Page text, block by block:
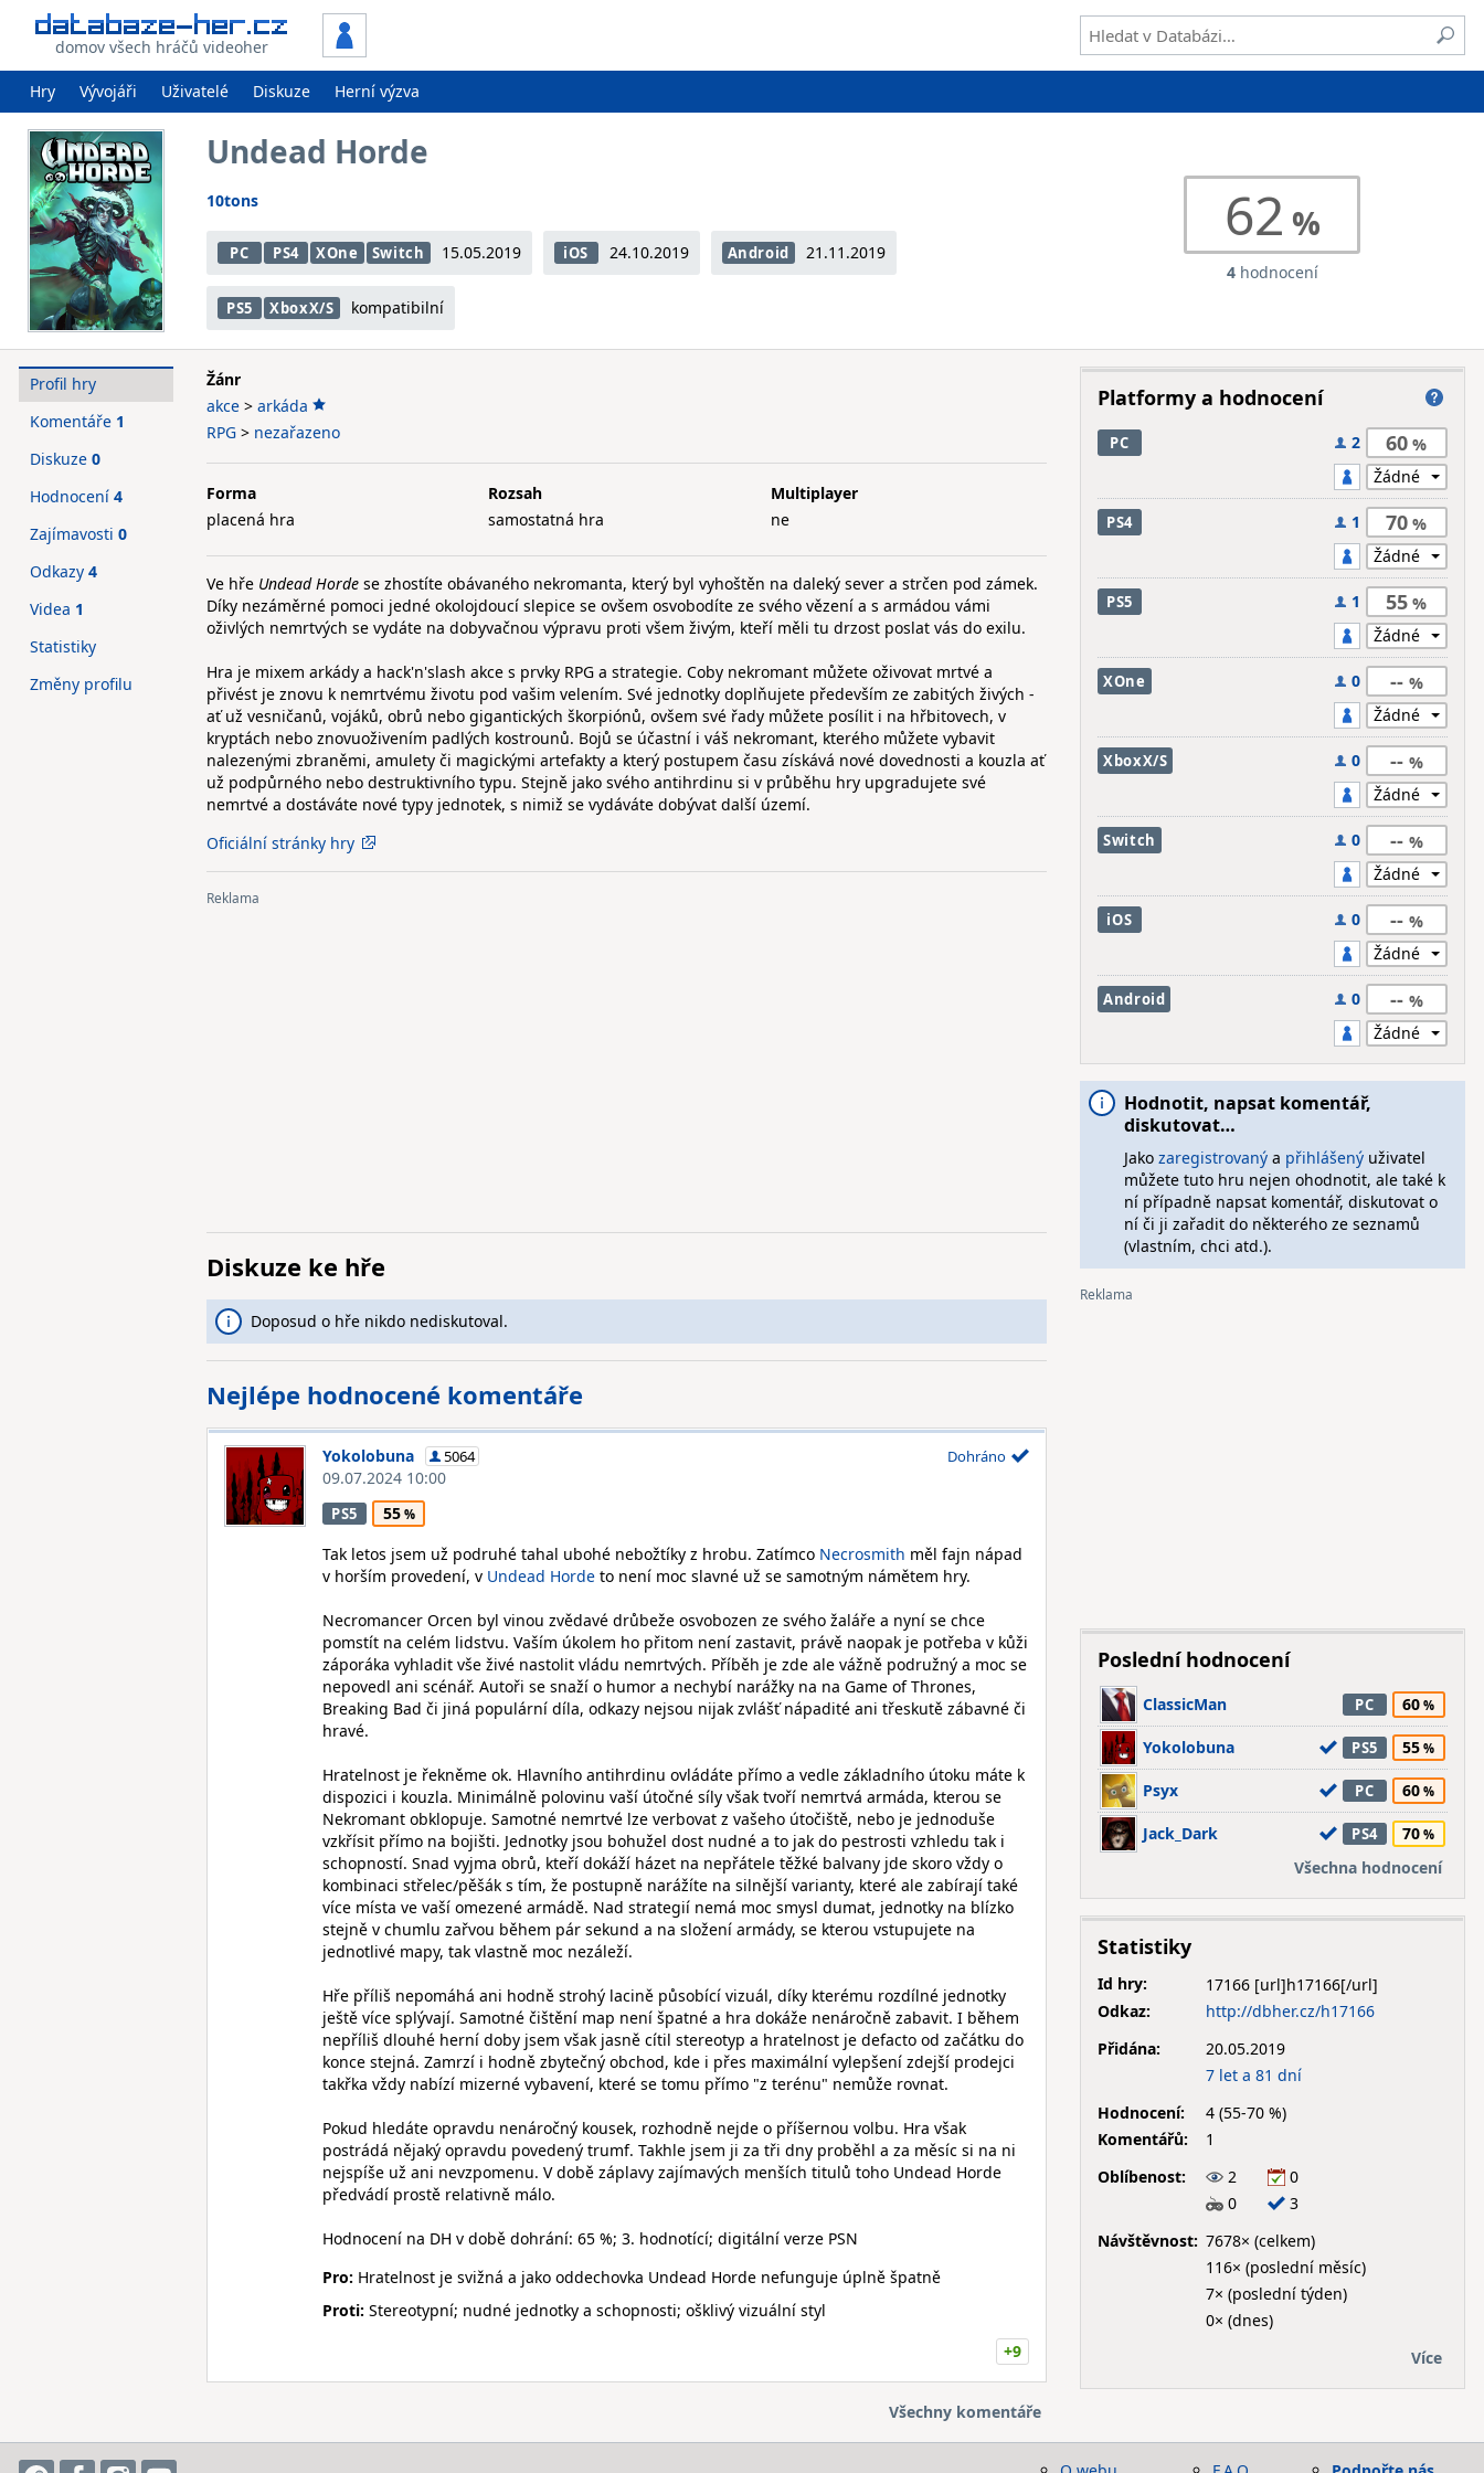
domov všech hráčů videoher
Hry Vývojáři Uživatelé Diskuze Herní výzva
Undead Horde
10tons
PC PS4 XOne Switch 15.05.2019 iOS 24.10.2019 Android 21.11.2019
PS5 XboxX/S kompatibilní
62
4hodnocení
Žánr
akce > arkáda
RPG > nezařazeno
Forma
placená hra
Rozsah
samostatná hra
Multiplayer
ne
Ve hře Undead Horde se zhostíte obávaného nekromanta, který byl vyhoštěn na daleký sever a strčen pod zámek.
Díky nezáměrné pomoci jedné okolojdoucí slepice se ovšem osvobodíte ze svého vězení a s armádou vámi
oživlých nemrtvých se vydáte na dobyvačnou výpravu proti všem živým, kteří měli tu drzost poslat vás do exilu.
Hra je mixem arkády a hack'n'slash akce s prvky RPG a strategie. Coby nekromant můžete oživovat mrtvé a
přivést je znovu k nemrtvému životu pod vašim velením. Své jednotky doplňujete především ze zabitých živých -
ať už vesničanů, vojáků, obrů nebo gigantických škorpiónů, ovšem své řady můžete posílit i na hřbitovech, v
kryptách nebo znovuoživením padlých kostrounů. Bojů se účastní i váš nekromant, kterého můžete vybavit
nalezenými zbraněmi, amulety či magickými artefakty a který postupem času získává nové dovednosti a kouzla ať
už podpůrného nebo destruktivního typu. Stejně jako svého antihrdinu si v průběhu hry upgradujete své
nemrtvé a dostáváte nové typy jednotek, s nimiž se vydáváte dobývat další území.
Oficiální stránky hry
Diskuze ke hře
Doposud o hře nikdo nediskutoval.
Nejlépe hodnocené komentáře
Yokolobuna 5064
09.07.2024 10:00
Dohráno
PS5
55
Tak letos jsem už podruhé tahal ubohé nebožtíky z hrobu. Zatímco Necrosmith měl fajn nápad
v horším provedení, v Undead Horde to není moc slavné už se samotným námětem hry.
Necromancer Orcen byl vinou zvědavé drůbeže osvobozen ze svého žaláře a nyní se chce
pomstít na celém lidstvu. Vaším úkolem ho přitom není zastavit, právě naopak je potřeba v kůži
záporáka vyhladit vše živé nastolit vládu nemrtvých. Příběh je zde ale vážně podružný a moc se
nepovedl ani scénář. Autoři se snaží o humor a nechybí narážky na na Game of Thrones,
Breaking Bad či jiná populární díla, odkazy nejsou nijak zvlášť nápadité ani třeskutě zábavné či
hravé.
Hratelnost je řekněme ok. Hlavního antihrdinu ovládáte přímo a vedle základního útoku máte k
dispozici i kouzla. Minimálně polovinu vaší útočné síly však tvoří nemrtvá armáda, kterou se
Nekromant obklopuje. Samotné nemrtvé lze verbovat z vašeho útočiště, nebo je jednoduše
vzkřísit přímo na bojišti. Jednotky jsou bohužel dost nudné a to jak do pestrosti vzhledu tak i
schopností. Snad vyjma obrů, kteří dokáží házet na nepřátele těžké balvany jde skoro vždy o
kombinaci střelec/pěšák s tím, že postupně narážíte na silnější varianty, které ale zabírají také
více místa ve vaší omezené armádě. Nad strategií nemá moc smysl dumat, jednotky na blízko
stejně v chumlu zařvou během pár sekund a na složení armády, se kterou vstupujete na
jednotlivé mapy, tak vlastně moc nezáleží.
Hře příliš nepomáhá ani hodně strohý lacině působící vizuál, díky kterému rozdílné jednotky
ještě více splývají. Samotné čištění map není špatné a hra dokáže nenáročně zabavit. I během
nepříliš dlouhé herní doby jsem však jasně cítil stereotyp a hratelnost je defacto od začátku do
konce stejná. Zamrzí i hodně zbytečný obchod, kde i přes maximální vylepšení zdejší prodejci
takřka vždy nabízí mizerné vybavení, které se tomu přímo "z terénu" nemůže rovnat.
Pokud hledáte opravdu nenáročný kousek, rozhodně nejde o příšernou volbu. Hra však
postrádá nějaký opravdu povedený trumf. Takhle jsem ji za tři dny proběhl a za měsíc si na ni
nejspíše už ani nevzpomenu. V době záplavy zajímavých menších titulů toho Undead Horde
předvádí prostě relativně málo.
Hodnocení na DH v době dohrání: 65 %; 3. hodnotící; digitální verze PSN
Pro: Hratelnost je svižná a jako oddechovka Undead Horde nefunguje úplně špatně
Proti: Stereotypní; nudné jednotky a schopnosti; ošklivý vizuální styl
+9
Všechny komentáře
Profil hry
Komentáře 1
Diskuze 0
Hodnocení 4
Zajímavosti 0
Odkazy 4
Videa 1
Statistiky
Změny profilu
Platformy a hodnocení
PC 2 60
PS4 1 70
PS5 1 55
XOne 0 --
XboxX/S 0 --
Switch 0 --
iOS 0 --
Android 0 --
Hodnotit, napsat komentář,
diskutovat…
Jako zaregistrovanýa přihlášenýuživatel
můžete tuto hru nejen ohodnotit, ale také k
ní případně napsat komentář, diskutovat o
ní či ji zařadit do některého ze seznamů
(vlastním, chci atd.).
Poslední hodnocení
ClassicMan PC 60
Yokolobuna PS5 55
Psyx PC 60
Jack_Dark PS4
70
Všechna hodnocení
Statistiky
Id hry:
17166
Odkaz:
http://dbher.cz/h17166
Přidána:
20.05.2019
7 let a 81 dní
Hodnocení:
4 (55-70 %)
Komentářů:
1
Oblíbenost:
2
0
0
3
Návštěvnost: 7678× (celkem)
116× (poslední měsíc)
7× (poslední týden)
0× (dnes)
Více